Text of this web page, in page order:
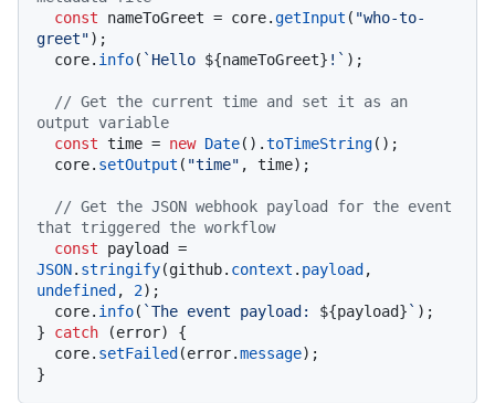
const nameToGreet = core.getInput ( "who-to-
greet");
  core.
info( `Hello ${nameToGreet} !` );
// Get the current time and set it as an
output variable
const time = new Date().toTimeString();
  core.
setOutput ( "time" , time);
// Get the JSON webhook payload for the event
that triggered the workflow
const
JSON. stringify(github. context . payload
undefined , 2);
  core.
info( `The event payload: ${payload} ` );
} catch (error) {
  core.
setFailed (error.message);